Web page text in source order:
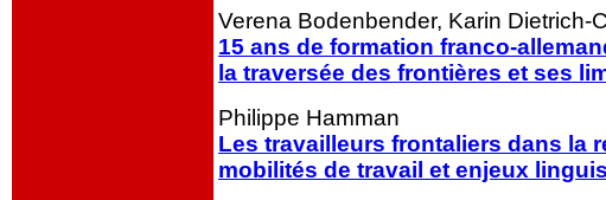
Verena Bodenbender, Karin Dietrich-
15 ans de formation franco-
la traversée des frontières et ses
Philippe Hamman
Les travailleurs frontaliers dans la
mobilités de travail et enjeux